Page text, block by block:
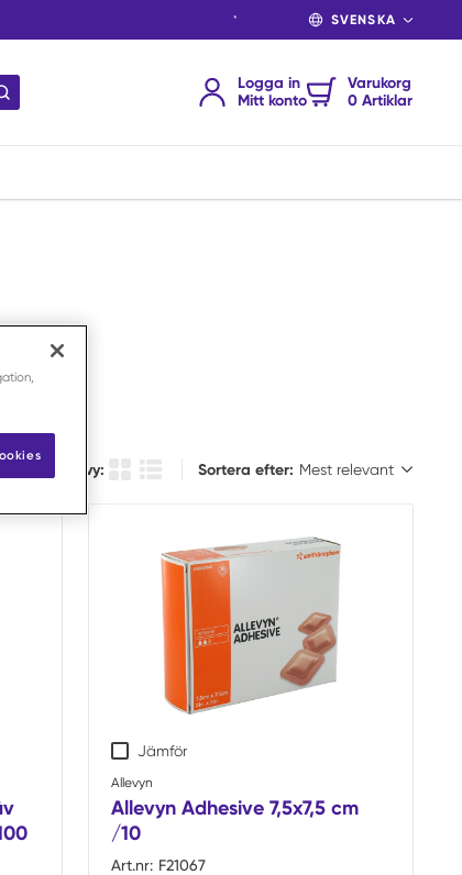
SPRÅK
Skicka sökning
Logga in
Mitt konto
Varukorg
0 Artiklar
Välj vy: Produkt rutsikt
Produktlista
Sortera efter:
Sortera efter:
Jämför
Allevyn
Allevyn Adhesive 7,5x7,5 cm
/10
Art.nr: F21067